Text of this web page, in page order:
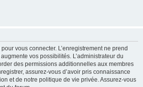
vous connecter. L’enregistrement ne prend
vos possibilités. L’administrateur du
des permissions additionnelles aux membres
assurez-vous d’avoir pris connaissance
et de notre politique de vie privée. Assurez-vous